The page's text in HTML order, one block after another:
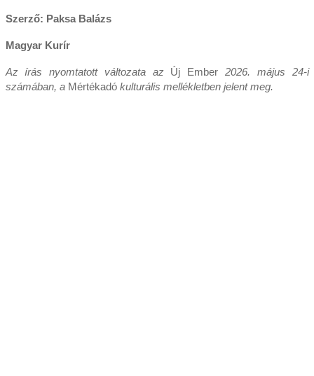
Szerző: Paksa Balázs
Magyar Kurír
Az írás nyomtatott változata az Új Ember 2026. május 24-i
számában, a Mértékadókulturális mellékletben jelent meg.